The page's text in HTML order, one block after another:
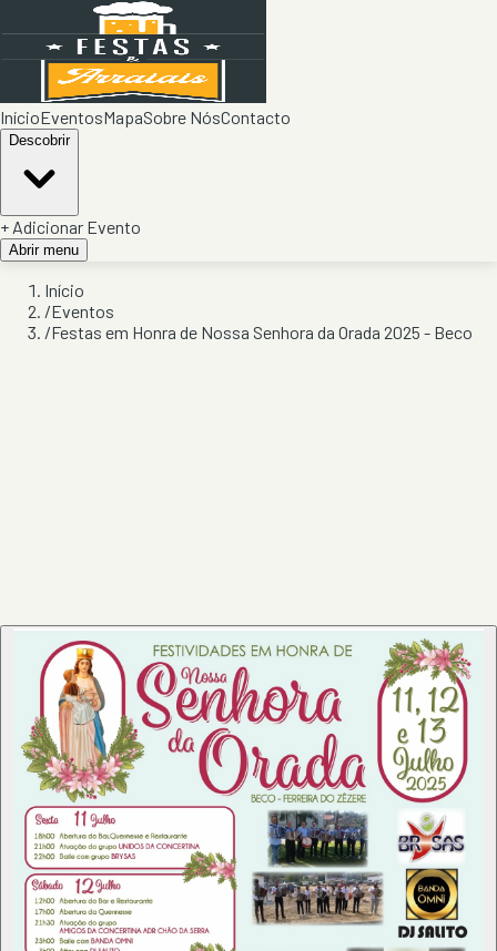
InícioEventosMapaSobre NósContacto
Descobrir
+ Adicionar Evento
Abrir menu
Início
/Eventos
/Festas em Honra de Nossa Senhora da Orada 2025 - Beco